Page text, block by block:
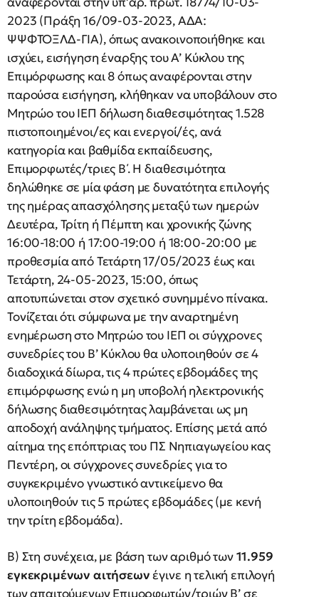
2023 (Πράξη 16/09-03-2023, ΑΔΑ:
ΨΨΦΤΟΞΛΔ-ΓΙΑ), όπως ανακοινοποιήθηκε και
ισχύει, εισήγηση έναρξης του Α’ Κύκλου της
Επιμόρφωσης και 8 όπως αναφέρονται στην
παρούσα εισήγηση, κλήθηκαν να υποβάλουν στο
Μητρώο του ΙΕΠ δήλωση διαθεσιμότητας 1.528
πιστοποιημένοι/ες και ενεργοί/ές, ανά
κατηγορία και βαθμίδα εκπαίδευσης,
Επιμορφωτές/τριες Β΄. Η διαθεσιμότητα
δηλώθηκε σε μία φάση με δυνατότητα επιλογής
της ημέρας απασχόλησης μεταξύ των ημερών
Δευτέρα, Τρίτη ή Πέμπτη και χρονικής ζώνης
16:00-18:00 ή 17:00-19:00 ή 18:00-20:00 με
προθεσμία από Τετάρτη 17/05/2023 έως και
Τετάρτη, 24-05-2023, 15:00, όπως
αποτυπώνεται στον σχετικό συνημμένο πίνακα.
Τονίζεται ότι σύμφωνα με την αναρτημένη
ενημέρωση στο Μητρώο του ΙΕΠ οι σύγχρονες
συνεδρίες του Β’ Κύκλου θα υλοποιηθούν σε 4
διαδοχικά δίωρα, τις 4 πρώτες εβδομάδες της
επιμόρφωσης ενώ η μη υποβολή ηλεκτρονικής
δήλωσης διαθεσιμότητας λαμβάνεται ως μη
αποδοχή ανάληψης τμήματος. Επίσης μετά από
αίτημα της επόπτριας του ΠΣ Νηπιαγωγείου κας
Πεντέρη, οι σύγχρονες συνεδρίες για το
συγκεκριμένο γνωστικό αντικείμενο θα
υλοποιηθούν τις 5 πρώτες εβδομάδες (με κενή
την τρίτη εβδομάδα).
Β) Στη συνέχεια, με βάση των αριθμό των11.959
εγκεκριμένων αιτήσεωνέγινε η τελική επιλογή
των απαιτούμενων Επιμορφωτών/τριών Β’ σε